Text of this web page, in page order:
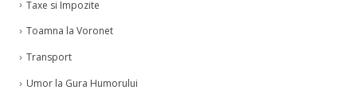
Toamna la Voronet